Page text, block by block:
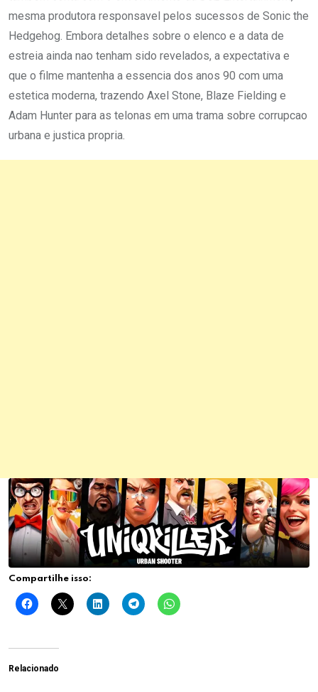
mesma produtora responsavel pelos sucessos de Sonic the
Hedgehog. Embora detalhes sobre o elenco e a data de
estreia ainda nao tenham sido revelados, a expectativa e
que o filme mantenha a essencia dos anos 90 com uma
estetica moderna, trazendo Axel Stone, Blaze Fielding e
Adam Hunter para as telonas em uma trama sobre corrupcao
urbana e justica propria.
Compartilhe isso:
Relacionado